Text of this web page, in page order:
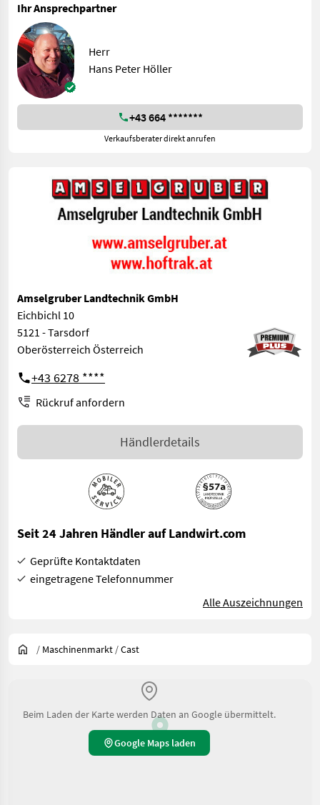
Ihr Ansprechpartner
Herr
Hans Peter Höller
+43 664 *******
Verkaufsberater direkt anrufen
Amselgruber Landtechnik GmbH
Eichbichl 10
5121 - Tarsdorf
Oberösterreich Österreich
+43 6278 ****
Rückruf anfordern
Händlerdetails
Seit 24 Jahren Händler auf Landwirt.com
Geprüfte Kontaktdaten
eingetragene Telefonnummer
Alle Auszeichnungen
/ Maschinenmarkt /Cast
Beim Laden der Karte werden Daten an Google übermittelt.
Google Maps laden